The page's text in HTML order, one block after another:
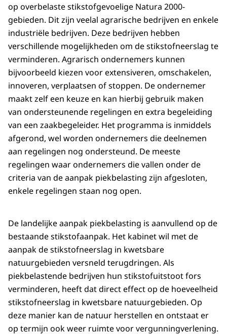
op overbelaste stikstofgevoelige Natura 2000-
gebieden. Dit zijn veelal agrarische bedrijven en enkele
industriële bedrijven. Deze bedrijven hebben
verschillende mogelijkheden om de stikstofneerslag te
verminderen. Agrarisch ondernemers kunnen
bijvoorbeeld kiezen voor extensiveren, omschakelen,
innoveren, verplaatsen of stoppen. De ondernemer
maakt zelf een keuze en kan hierbij gebruik maken
van ondersteunende regelingen en extra begeleiding
van een zaakbegeleider. Het programma is inmiddels
afgerond, wel worden ondernemers die deelnemen
aan regelingen nog ondersteund. De meeste
regelingen waar ondernemers die vallen onder de
criteria van de aanpak piekbelasting zijn afgesloten,
enkele regelingen staan nog open.
De landelijke aanpak piekbelasting is aanvullend op de
bestaande stikstofaanpak. Het kabinet wil met de
aanpak de stikstofneerslag in kwetsbare
natuurgebieden versneld terugdringen. Als
piekbelastende bedrijven hun stikstofuitstoot fors
verminderen, heeft dat direct effect op de hoeveelheid
stikstofneerslag in kwetsbare natuurgebieden. Op
deze manier kan de natuur herstellen en ontstaat er
op termijn ook weer ruimte voor vergunningverlening.